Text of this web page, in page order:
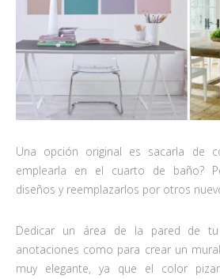
Una opción original es sacarla de
emplearla en el cuarto de baño?
diseños y reemplazarlos por otros
Dedicar un área de la pared de
anotaciones como para crear un
muy elegante, ya que el color